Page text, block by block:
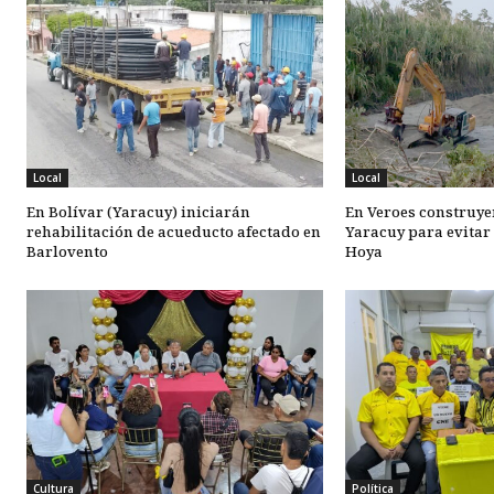
Local
En Bolívar (Yaracuy) iniciarán
rehabilitación de acueducto afectado en
Barlovento
Local
En Veroes
Yaracuy para evitar
Hoya
Cultura Política